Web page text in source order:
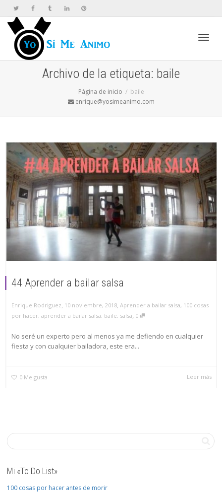
Archivo de la etiqueta: baile
Página de inicio
baile
enrique@yosimeanimo.com
44 Aprender a bailar salsa
Enrique Rodriguez 10 noviembre, 2018 Aprender a bailar salsa, 100 cosas
por hacer, aprender a bailar salsa, baile, salsa, 0
No seré un experto pero al menos ya me defiendo en cualquier
fiesta y con cualquier bailadora, este era...
0 Me gusta Leer más
Mi «To Do List»
100 cosas por hacer antes de morir